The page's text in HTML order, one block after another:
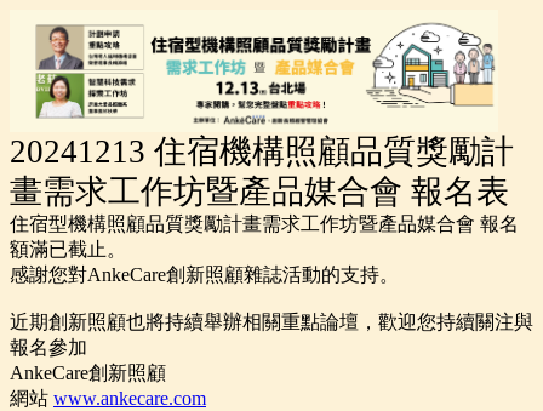
20241213 住宿機構照顧品質獎勵計
畫需求工作坊暨產品媒合會 報名表
住宿型機構照顧品質獎勵計畫需求工作坊暨產品媒合會 報名
額滿已截止。
感謝您對AnkeCare創新照顧雜誌活動的支持。
近期創新照顧也將持續舉辦相關重點論壇，歡迎您持續關注與
報名參加
AnkeCare創新照顧
網站 www.ankecare.com